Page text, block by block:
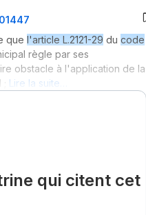
que l'article L.2121-29 du code
règle par ses
obstacle à l'application de la
Lire la suite…
qui citent cet